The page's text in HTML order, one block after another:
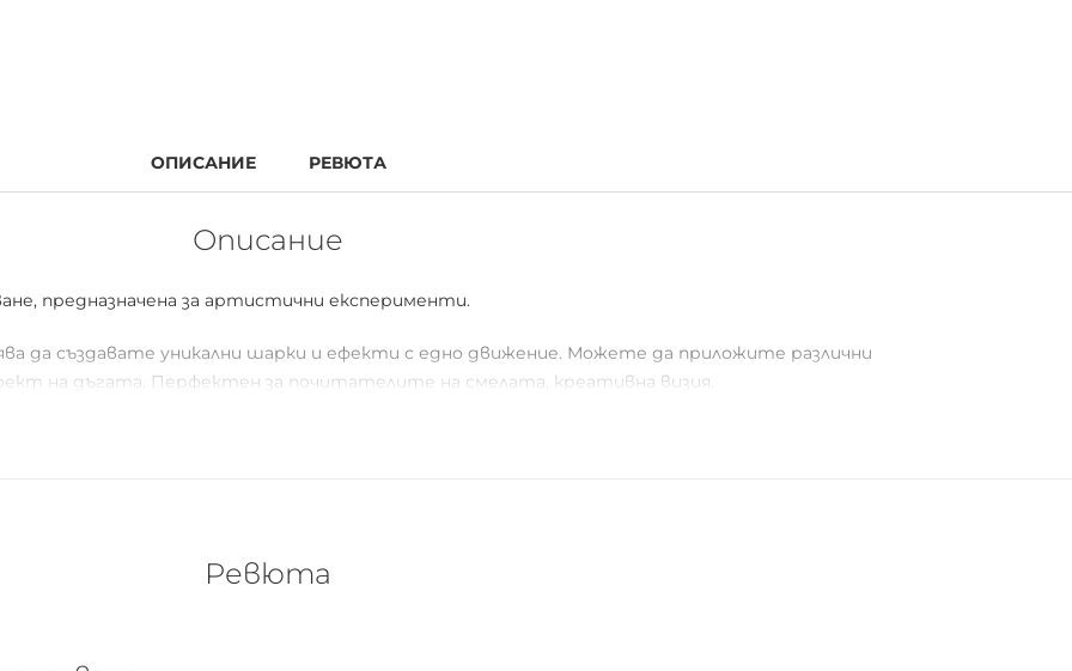
ОПИСАНИЕ РЕВЮТА
Описание
предназначена за артистични експерименти.
да създавате уникални шарки и ефекти с едно движение. Можете да приложите различни
на дъгата. Перфектен за почитателите на смелата, креативна визия.
Ревюта